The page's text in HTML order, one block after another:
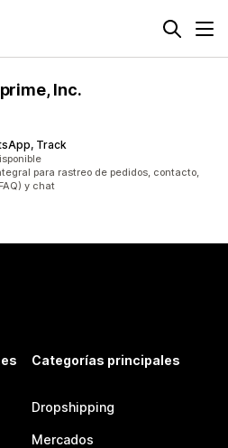
Inc.
Track
para rastreo de pedidos, contacto,
y chat
Categorías principales
Dropshipping
Mercados